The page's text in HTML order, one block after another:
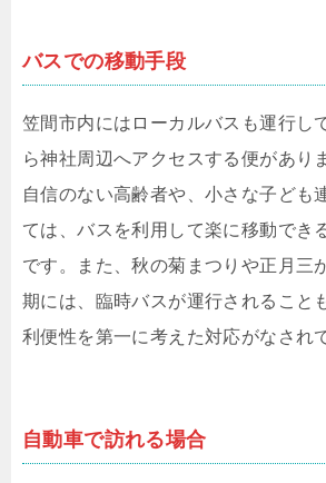
バスでの移動手段
笠間市内にはローカルバスも運行し
ら神社周辺へアクセスする便があり
自信のない高齢者や、小さな子ども
ては、バスを利用して楽に移動でき
です。また、秋の菊まつりや正月三
期には、臨時バスが運行されること
利便性を第一に考えた対応がなされ
自動車で訪れる場合